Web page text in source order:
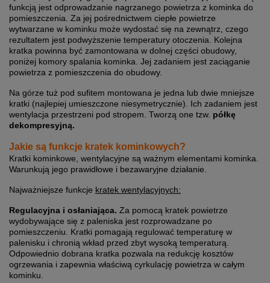
funkcją jest odprowadzanie nagrzanego powietrza z kominka do
pomieszczenia. Za jej pośrednictwem ciepłe powietrze
wytwarzane w kominku może wydostać się na zewnątrz, czego
rezultatem jest podwyższenie temperatury otoczenia. Kolejna
kratka powinna być zamontowana w dolnej części obudowy,
poniżej komory spalania kominka. Jej zadaniem jest zaciąganie
powietrza z pomieszczenia do obudowy.
Na górze tuż pod sufitem montowana je jedna lub dwie mniejsze
kratki (najlepiej umieszczone niesymetrycznie). Ich zadaniem jest
wentylacja przestrzeni pod stropem. Tworzą one tzw. półkę
dekompresyjną.
Jakie są funkcje kratek kominkowych?
Kratki kominkowe, wentylacyjne są ważnym elementami kominka.
Warunkują jego prawidłowe i bezawaryjne działanie.
Najważniejsze funkcje kratek wentylacyjnych:
Regulacyjna i osłaniająca. Za pomocą kratek powietrze
wydobywające się z paleniska jest rozprowadzane po
pomieszczeniu. Kratki pomagają regulować temperaturę w
palenisku i chronią wkład przed zbyt wysoką temperaturą.
Odpowiednio dobrana kratka pozwala na redukcję kosztów
ogrzewania i zapewnia właściwą cyrkulację powietrza w całym
kominku.